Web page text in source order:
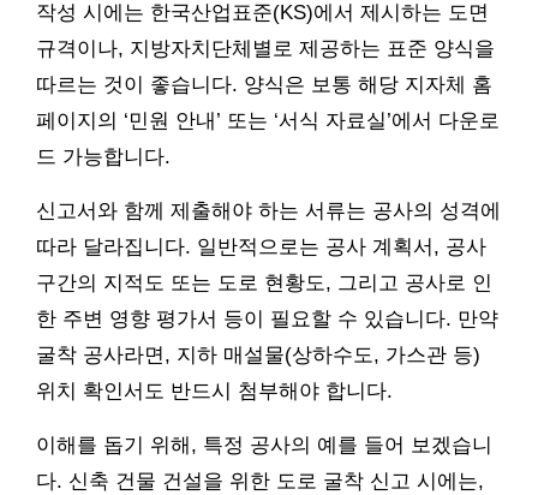
작성 시에는 한국산업표준(KS)에서 제시하는 도면
규격이나, 지방자치단체별로 제공하는 표준 양식을
따르는 것이 좋습니다. 양식은 보통 해당 지자체 홈
페이지의 ‘민원 안내’ 또는 ‘서식 자료실’에서 다운로
드 가능합니다.
신고서와 함께 제출해야 하는 서류는 공사의 성격에
따라 달라집니다. 일반적으로는 공사 계획서, 공사
구간의 지적도 또는 도로 현황도, 그리고 공사로 인
한 주변 영향 평가서 등이 필요할 수 있습니다. 만약
굴착 공사라면, 지하 매설물(상하수도, 가스관 등)
위치 확인서도 반드시 첨부해야 합니다.
이해를 돕기 위해, 특정 공사의 예를 들어 보겠습니
다. 신축 건물 건설을 위한 도로 굴착 신고 시에는,